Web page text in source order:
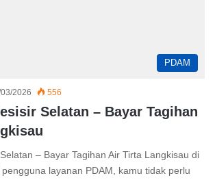
PDAM
2026 556
Selatan – Bayar Tagihan
– Bayar Tagihan Air Tirta Langkisau di
layanan PDAM, kamu tidak perlu